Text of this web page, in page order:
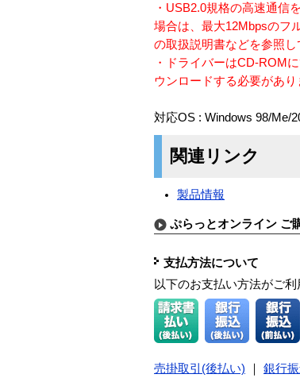
・USB2.0規格の高速通信
場合は、最大12Mbpsのフ
の取扱説明書などを参照し
・ドライバーはCD-ROM
ウンロードする必要があり
対応OS : Windows 98/Me/
関連リンク
製品情報
ぷらっとオンライン ご
支払方法について
以下のお支払い方法がご利
売掛取引(後払い) 銀行